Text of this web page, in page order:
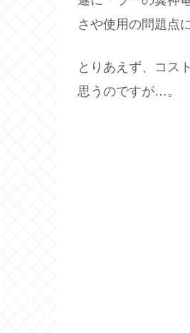
さや使用の問題点
とりあえず、コス
思うのですが…。